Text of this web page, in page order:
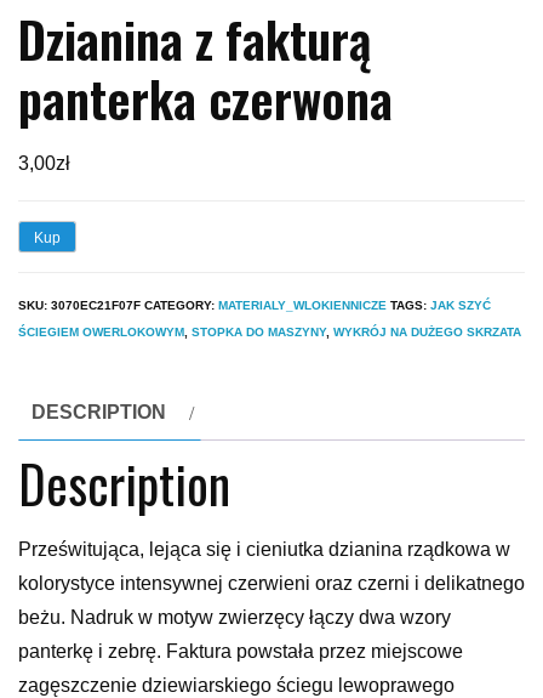
Dzianina z fakturą
panterka czerwona
3,00zł
Kup
SKU: 3070EC21F07F CATEGORY: MATERIALY_WLOKIENNICZE TAGS: JAK SZYĆ
ŚCIEGIEM OWERLOKOWYM STOPKA DO MASZYNY, WYKRÓJ NA DUŻEGO SKRZATA
DESCRIPTION
Description
Prześwitująca, lejąca się i cieniutka dzianina rządkowa w
kolorystyce intensywnej czerwieni oraz czerni i delikatnego
beżu. Nadruk w motyw zwierzęcy łączy dwa wzory
panterkę i zebrę. Faktura powstała przez miejscowe
zagęszczenie dziewiarskiego ściegu lewoprawego